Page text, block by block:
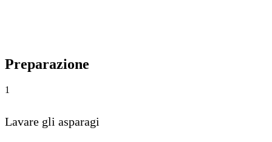
Preparazione
1
Lavare gli asparagi